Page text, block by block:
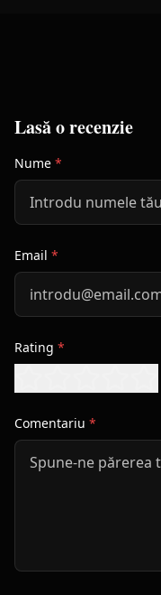
Lasă o recenzie
Nume *
Email *
Rating *
Comentariu *